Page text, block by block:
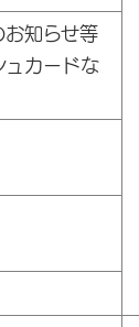
お知らせ等
ュカードな